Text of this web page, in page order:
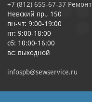
+7 (812) 655-67-37 Ремонт
Невский пр., 150
пн-чт: 9:00-19:00
пт: 9:00-18:00
сб: 10:00-16:00
вс: выходной
infospb@sewservice.ru